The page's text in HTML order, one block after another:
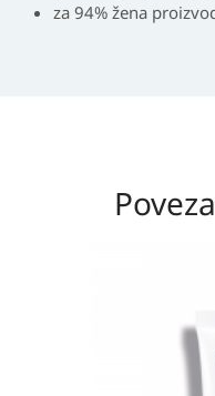
za 94% žena